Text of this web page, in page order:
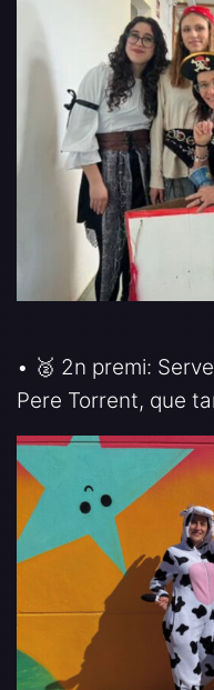
• 🥈 2n premi:
Pere Torrent, que